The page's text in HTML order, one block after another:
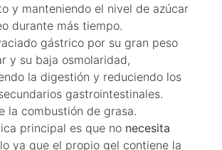
y manteniendo el nivel de azúcar
durante más tiempo.
gástrico por su gran peso
y su baja osmolaridad,
la digestión y reduciendo los
gastrointestinales.
la combustión de grasa.
principal es que no necesita
ya que el propio gel contiene la